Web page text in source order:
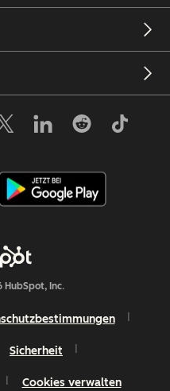
Inc.
Sicherheit
Cookies verwalten